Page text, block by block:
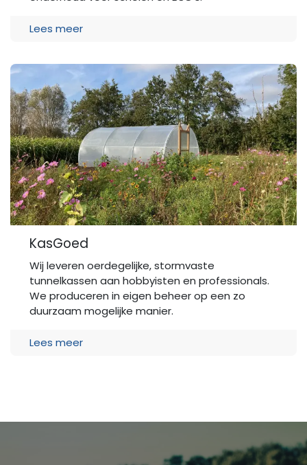
Lees meer
KasGoed
Wij leveren oerdegelijke, stormvaste
tunnelkassen aan hobbyisten en professionals.
We produceren in eigen beheer op een zo
duurzaam mogelijke manier.
Lees meer